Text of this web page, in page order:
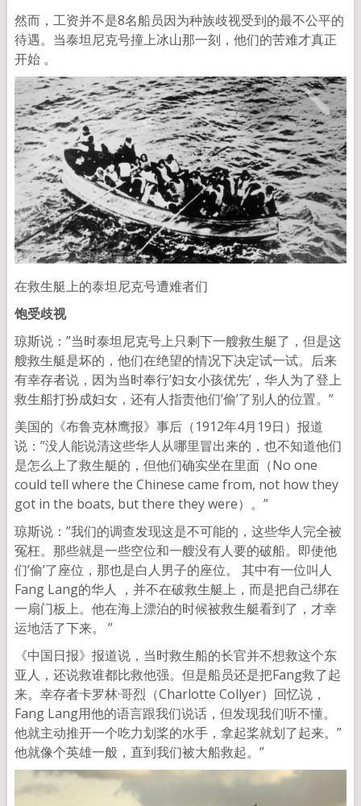
然而，工资并不是8名船员因为种族歧视受到的最不公平的
待遇。当泰坦尼克号撞上冰山那一刻，他们的苦难才真正
开始 。
在救生艇上的泰坦尼克号遭难者们
饱受歧视
琼斯说：”当时泰坦尼克号上只剩下一艘救生艇了，但是这
艘救生艇是坏的，他们在绝望的情况下决定试一试。后来
有幸存者说，因为当时奉行’妇女小孩优先’，华人为了登上
救生船打扮成妇女，还有人指责他们’偷’了别人的位置。”
美国的《布鲁克林鹰报》事后（1912年4月19日）报道
说：”没人能说清这些华人从哪里冒出来的，也不知道他们
是怎么上了救生艇的，但他们确实坐在里面（No one
could tell where the Chinese came from, not how they
got in the boats, but there they were）。”
琼斯说：”我们的调查发现这是不可能的，这些华人完全被
冤枉。那些就是一些空位和一艘没有人要的破船。即使他
们’偷’了座位，那也是白人男子的座位。 其中有一位叫人
Fang Lang的华人 ，并不在破救生艇上，而是把自己绑在
一扇门板上。他在海上漂泊的时候被救生艇看到了，才幸
运地活了下来。 ”
《中国日报》报道说，当时救生船的长官并不想救这个东
亚人，还说救谁都比救他强。但是船员还是把Fang救了起
来。幸存者卡罗林·哥烈（Charlotte Collyer）回忆说，
Fang Lang用他的语言跟我们说话，但发现我们听不懂。
他就主动推开一个吃力划桨的水手，拿起桨就划了起来。”
他就像个英雄一般，直到我们被大船救起。”